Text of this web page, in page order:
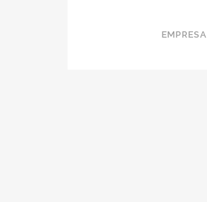
EMPRESA